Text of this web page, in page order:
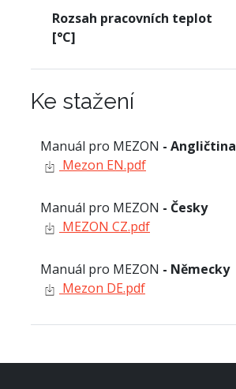
Rozsah pracovních teplot
[°C]
Ke stažení
Manuál pro MEZON - Angličtina
Mezon EN.pdf
Manuál pro MEZON - Česky
MEZON CZ.pdf
Manuál pro MEZON - Německy
Mezon DE.pdf